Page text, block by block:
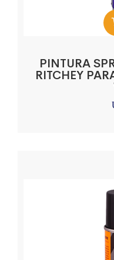
PINTURA
RITCHEY